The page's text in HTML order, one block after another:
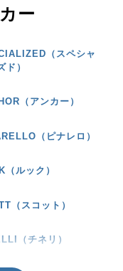
ー
（スペシャ
ド）
（アンカー）
（ピナレロ）
（ルック）
（スコット）
（チネリ）